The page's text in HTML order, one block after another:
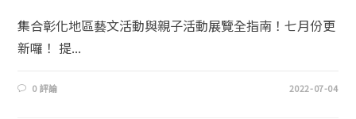
集合彰化地區藝文活動與親子活動展覽全指南！七月份更
新囉！ 提...
0 評論 2022-07-04